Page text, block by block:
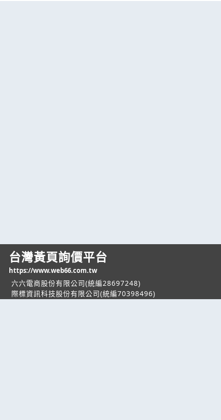
台灣黃頁詢價平台
https://www.web66.com.tw
六六電商股份有限公司(統編28697248)
際標資訊科技股份有限公司(統編70398496)